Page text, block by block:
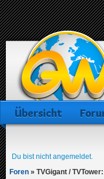
Übersicht
Du bist nicht angemeldet.
Foren » TVGigant / TVTower: